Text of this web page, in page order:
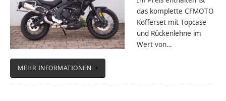
das komplette CFMOTO
Kofferset mit Topcase
und Rückenlehne im
Wert von…
MEHR INFORMATIONEN